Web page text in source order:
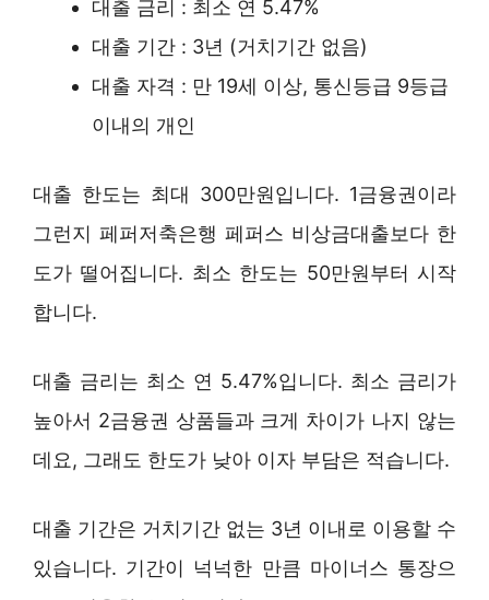
대출 금리 : 최소 연 5.47%
대출 기간 : 3년 (거치기간 없음)
대출 자격 : 만 19세 이상, 통신등급 9등급
이내의 개인
대출 한도는 최대 300만원입니다. 1금융권이라
그런지 페퍼저축은행 페퍼스 비상금대출보다 한
도가 떨어집니다. 최소 한도는 50만원부터 시작
합니다.
대출 금리는 최소 연 5.47%입니다. 최소 금리가
높아서 2금융권 상품들과 크게 차이가 나지 않는
데요, 그래도 한도가 낮아 이자 부담은 적습니다.
대출 기간은 거치기간 없는 3년 이내로 이용할 수
있습니다. 기간이 넉넉한 만큼 마이너스 통장으